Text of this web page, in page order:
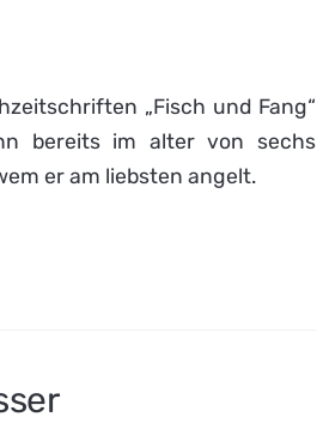
„Fisch und Fang“
bereits im alter von sechs
er am liebsten angelt.